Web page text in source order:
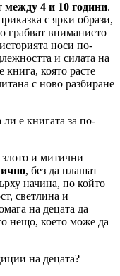
между 4 и 10 години.
с ярки образи,
грабват вниманието
носи по-
и силата на
книга, която расте
с ново разбиране
е книгата за по-
злото и митични
, без да плашат
начина, по който
светлина и
на децата да
нещо, което може да
на децата?